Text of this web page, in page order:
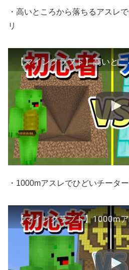
・高いところから落ちるアスレ
リ
・1000mアスレでひどいチータ